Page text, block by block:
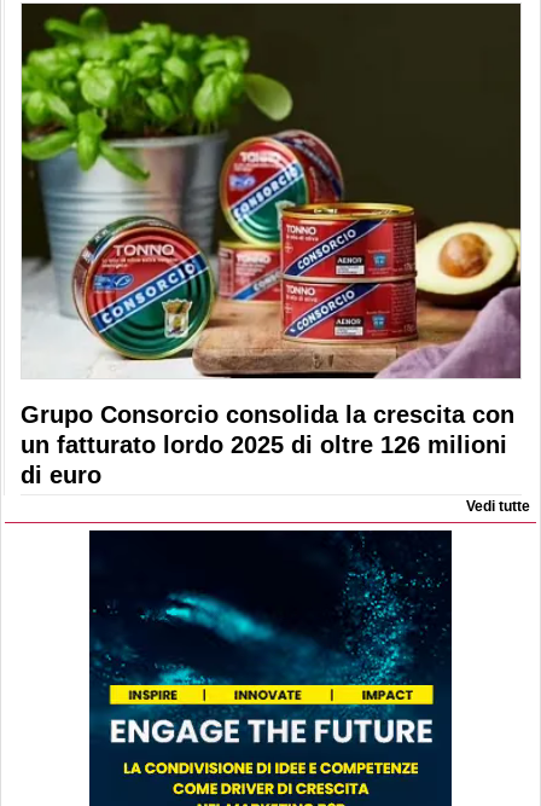
Grupo Consorcio consolida la crescita con
un fatturato lordo 2025 di oltre 126 milioni
di euro
Vedi tutte